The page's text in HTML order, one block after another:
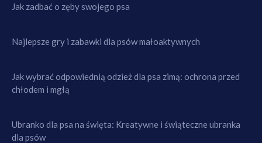
Jak zadbać o zęby swojego psa
Najlepsze gry i zabawki dla psów małoaktywnych
Jak wybrać odpowiednią odzież dla psa zimą: ochrona przed
chłodem i mgłą
Ubranko dla psa na święta: Kreatywne i świąteczne ubranka
dla psów